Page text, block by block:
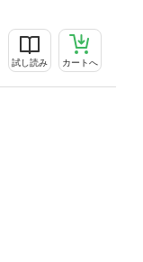
試し読み カートへ